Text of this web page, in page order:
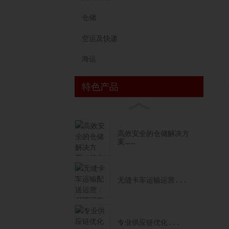
仓储
空运及快递
海运
特色产品
高效安全的仓储解决方
案……
无缝卡车运输运营...
专业供应链优化...